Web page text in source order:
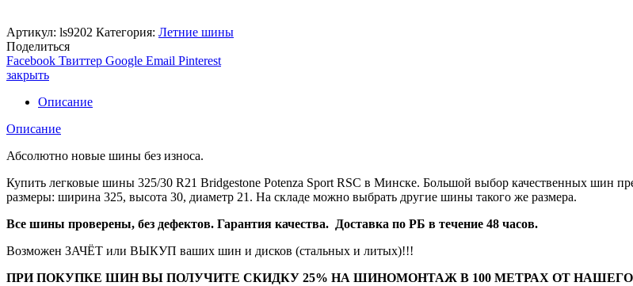
Артикул: ls9202 Категория: Летние шины
Поделиться
Facebook Твиттер Google Email Pinterest
закрыть
Описание
Описание
Абсолютно новые шины без износа.
Купить легковые шины 325/30 R21 Bridgestone Potenza Sport RSC в Минске. Большой выбор качественных
размеры: ширина 325, высота 30, диаметр 21. На складе можно выбрать другие шины такого же размера.
Все шины проверены, без дефектов. Гарантия качества. Доставка по РБ в течение 48 часов.
Возможен ЗАЧЁТ или ВЫКУП ваших шин и дисков (стальных и литых)!!!
ПРИ ПОКУПКЕ ШИН ВЫ ПОЛУЧИТЕ СКИДКУ 25% НА ШИНОМОНТАЖ В 100 МЕТРАХ ОТ